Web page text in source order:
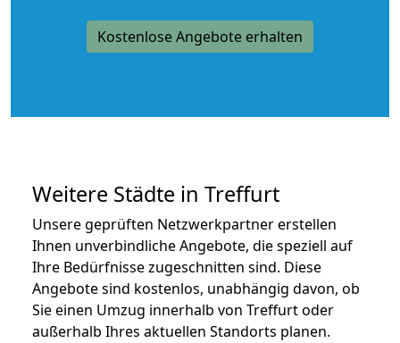
Kostenlose Angebote erhalten
Weitere Städte in Treffurt
Unsere geprüften Netzwerkpartner erstellen
Ihnen unverbindliche Angebote, die speziell auf
Ihre Bedürfnisse zugeschnitten sind. Diese
Angebote sind kostenlos, unabhängig davon, ob
Sie einen Umzug innerhalb von Treffurt oder
außerhalb Ihres aktuellen Standorts planen.